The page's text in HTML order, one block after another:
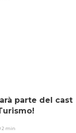
parte del cast
2 min